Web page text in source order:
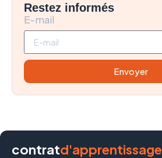
Restez informés
E-mail
Envoyer
contratd'apprentissage